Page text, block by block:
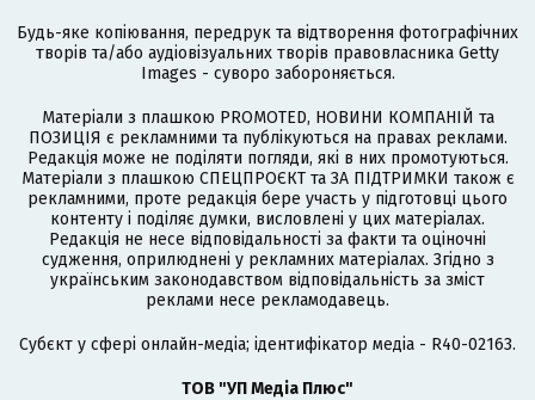
Будь-яке копіювання, передрук та відтворення фотографічних
творів та/або аудіовізуальних творів правовласника Getty
Images - суворо забороняється.
Матеріали з плашкою PROMOTED, НОВИНИ КОМПАНІЙ та
ПОЗИЦІЯ є рекламними та публікуються на правах реклами.
Редакція може не поділяти погляди, які в них промотуються.
Матеріали з плашкою СПЕЦПРОЄКТ та ЗА ПІДТРИМКИ також є
рекламними, проте редакція бере участь у підготовці цього
контенту і поділяє думки, висловлені у цих матеріалах.
Редакція не несе відповідальності за факти та оціночні
судження, оприлюднені у рекламних матеріалах. Згідно з
українським законодавством відповідальність за зміст
реклами несе рекламодавець.
Cубєкт у сфері онлайн-медіа; ідентифікатор медіа - R40-02163.
ТОВ "УП Медіа Плюс"